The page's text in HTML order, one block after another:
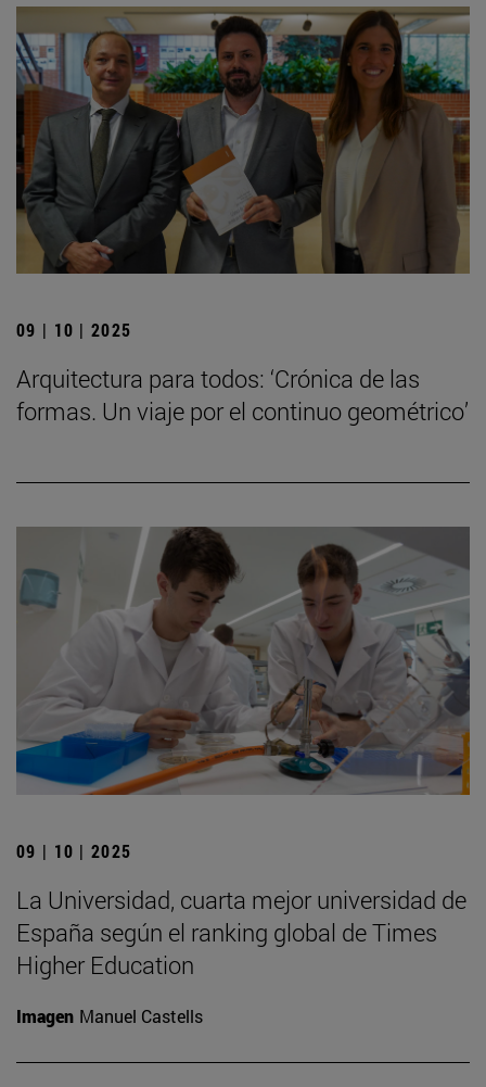
09 | 10 | 2025
Arquitectura para todos: ‘Crónica de las
formas. Un viaje por el continuo geométrico’
09 | 10 | 2025
La Universidad, cuarta mejor universidad de
España según el ranking global de Times
Higher Education
Imagen Manuel Castells